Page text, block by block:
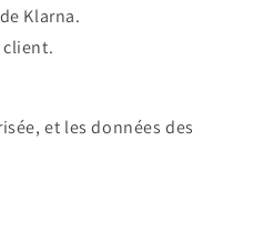
Klarna.
client.
et les données des